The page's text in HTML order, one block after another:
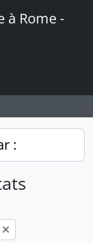
à Rome -
: